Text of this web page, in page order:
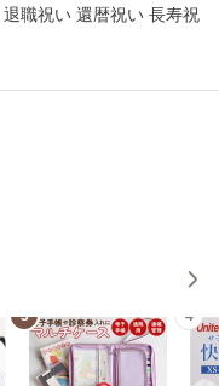
職祝い 還暦祝い 長寿祝
3 4